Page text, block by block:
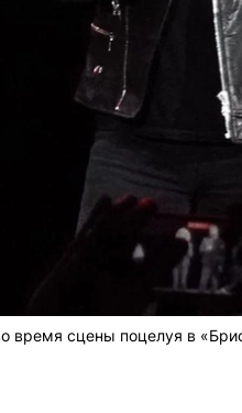
сцены поцелуя в